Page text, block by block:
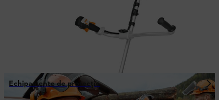
Echipamente de protecție